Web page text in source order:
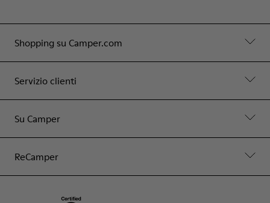
Shopping su Camper.com
Servizio clienti
Su Camper
ReCamper